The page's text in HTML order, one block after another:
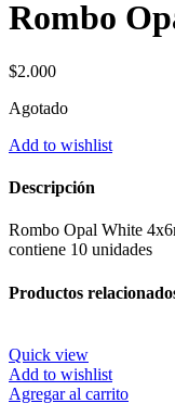
Rombo
$2.000
Agotado
Add to wishlist
Descripción
Rombo Opal White
contiene 10 unidades
Productos
Quick view
Add to wishlist
Agregar al carrito